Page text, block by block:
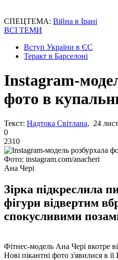
СПЕЦТЕМА: Війна в Ірані
ВСІ ТЕМИ
Вступ України в ЄС
Теракт в Барселоні
Instagram-
фото в
Текст: Надтока Світлана, 24
0
2310
Фото: instagram.com/anacheri
Ана Чері
Зірка підкреслила
фігури відвертим
спокусливими
Фітнес-модель Ана Чері вкотре
Нові пікантні фото з'явилися в її